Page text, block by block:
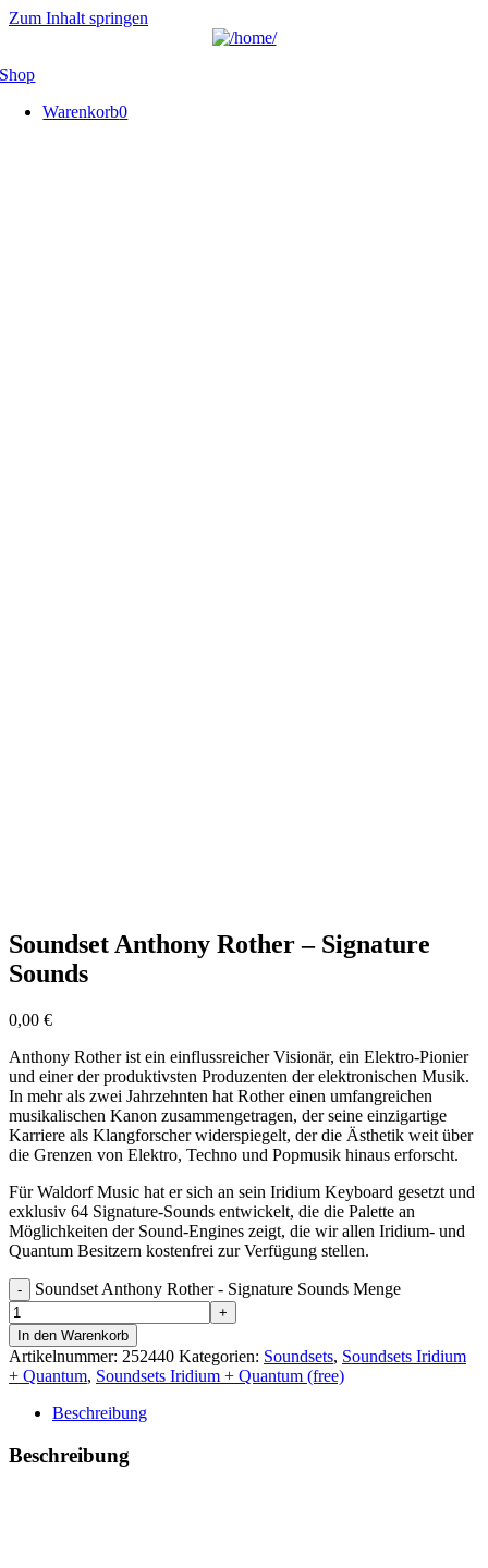
Zum Inhalt springen
Shop
Warenkorb0
Soundset Anthony Rother – Signature
Sounds
0,00 €
Anthony Rother ist ein einflussreicher Visionär, ein Elektro-Pionier
und einer der produktivsten Produzenten der elektronischen Musik.
In mehr als zwei Jahrzehnten hat Rother einen umfangreichen
musikalischen Kanon zusammengetragen, der seine einzigartige
Karriere als Klangforscher widerspiegelt, der die Ästhetik weit über
die Grenzen von Elektro, Techno und Popmusik hinaus erforscht.
Für Waldorf Music hat er sich an sein Iridium Keyboard gesetzt und
exklusiv 64 Signature-Sounds entwickelt, die die Palette an
Möglichkeiten der Sound-Engines zeigt, die wir allen Iridium- und
Quantum Besitzern kostenfrei zur Verfügung stellen.
Soundset Anthony Rother - Signature Sounds Menge
In den Warenkorb
Artikelnummer: 252440 Kategorien: Soundsets, Soundsets Iridium
+ Quantum, Soundsets Iridium + Quantum (free)
Beschreibung
Beschreibung